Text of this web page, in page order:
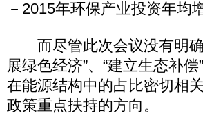
－2015年环保产业投资年均
而尽管此次会议没有明确
展绿色经济”、“建立生态补
在能源结构中的占比密切相
政策重点扶持的方向。